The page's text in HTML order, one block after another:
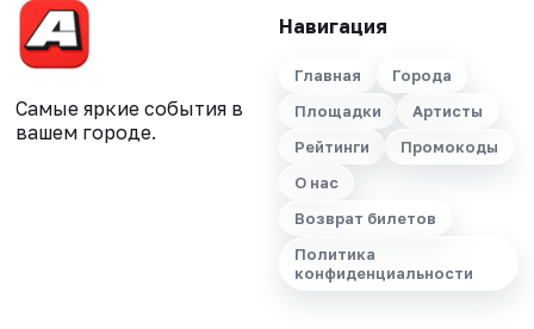
Самые яркие события в
вашем городе.
Навигация
Главная
Города
Площадки
Артисты
Рейтинги
Промокоды
О нас
Возврат билетов
Политика
конфиденциальности